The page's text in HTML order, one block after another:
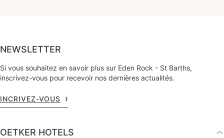
NEWSLETTER
Si vous souhaitez en savoir plus sur Eden Rock - St Barths,
inscrivez-vous pour recevoir nos dernières actualités.
INCRIVEZ-VOUS
OETKER HOTELS